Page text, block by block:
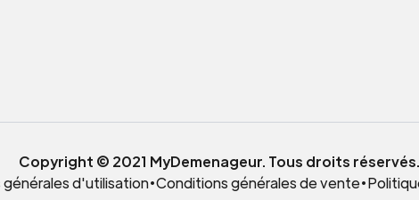
Copyright © 2021 MyDemenageur. Tous droits réservés.
d'utilisation•Conditions générales de vente•